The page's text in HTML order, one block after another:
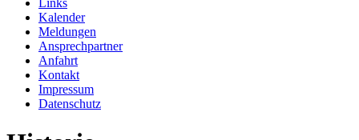
Links
Kalender
Meldungen
Ansprechpartner
Anfahrt
Kontakt
Impressum
Datenschutz